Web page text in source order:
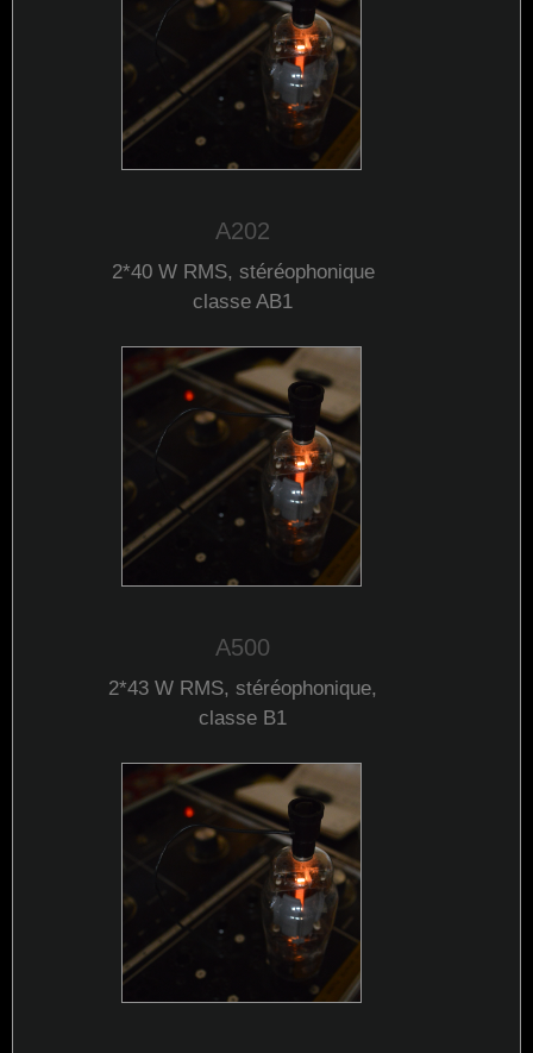
A202
2*40 W RMS, stéréophonique
classeAB1
A500
2*43 W RMS, stéréophonique,
classe B1